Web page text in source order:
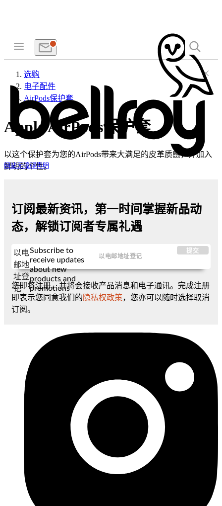
网站无障碍声明
选购
电子配件
AirPods保护套
Apple AirPods保护套
以这个保护套为您的AirPods带来大满足的皮革质感，并加入
鲜明的个性。
订阅最新资讯，第一时间掌握新品动
态，解锁订阅者专属礼遇
以电
邮地
址登
记
Subscribe to
receive updates
about new
products and
promotions
提交
您即将注册，并将会接收产品消息和电子通讯。完成注册
即表示您同意我们的 隐私权政策，您亦可以随时选择取消
订阅。